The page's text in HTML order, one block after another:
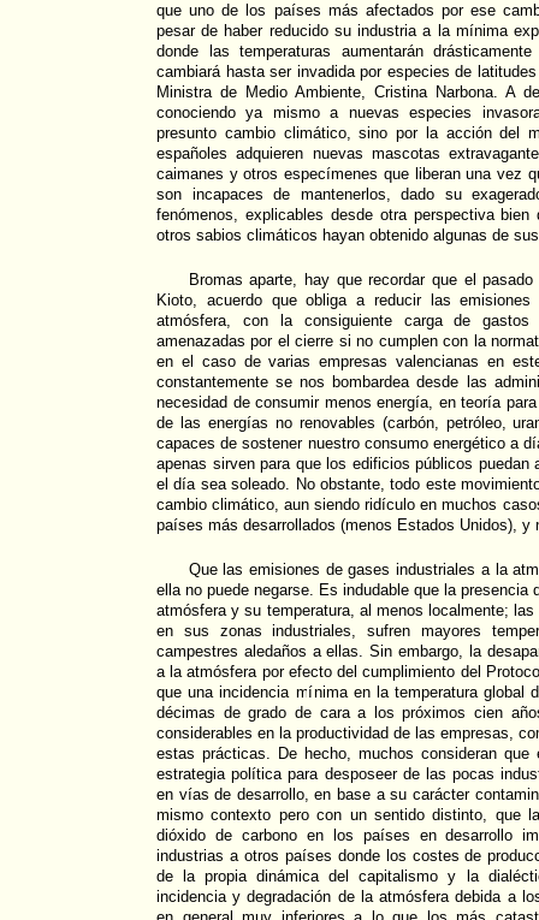
que uno de los países más afectados por ese
pesar de haber reducido su industria a la mínima
donde las temperaturas aumentarán
cambiará hasta ser invadida por especies de
Ministra de Medio Ambiente, Cristina Narbona. A
conociendo ya mismo a nuevas especies
presunto cambio climático, sino por la acción del
españoles adquieren nuevas mascotas
caimanes y otros especímenes que liberan una vez
son incapaces de mantenerlos, dado su
fenómenos, explicables desde otra perspectiva
otros sabios climáticos hayan obtenido algunas de
Bromas aparte, hay que recordar que el
Kioto, acuerdo que obliga a reducir las
atmósfera, con la consiguiente carga de gastos
amenazadas por el cierre si no cumplen con la
en el caso de varias empresas valencianas en
constantemente se nos bombardea desde las
necesidad de consumir menos energía, en teoría
de las energías no renovables (carbón, petróleo,
capaces de sostener nuestro consumo energético a
apenas sirven para que los edificios públicos puedan
el día sea soleado. No obstante, todo este
cambio climático, aun siendo ridículo en muchos
países más desarrollados (menos Estados Unidos), y
Que las emisiones de gases industriales a la
ella no puede negarse. Es indudable que la presencia
atmósfera y su temperatura, al menos localmente;
en sus zonas industriales, sufren mayores
campestres aledaños a ellas. Sin embargo, la
a la atmósfera por efecto del cumplimiento del
que una incidencia mínima en la temperatura global
décimas de grado de cara a los próximos cien
considerables en la productividad de las empresas,
estas prácticas. De hecho, muchos consideran
estrategia política para desposeer de las pocas
en vías de desarrollo, en base a su carácter
mismo contexto pero con un sentido distinto, que
dióxido de carbono en los países en desarrollo
industrias a otros países donde los costes de
de la propia dinámica del capitalismo y la
incidencia y degradación de la atmósfera debida a